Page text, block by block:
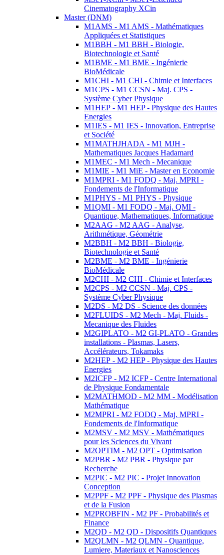
Cinematography XCin
Master (DNM)
M1AMS - M1 AMS - Mathématiques
Appliquées et Statistiques
M1BBH - M1 BBH - Biologie,
Biotechnologie et Santé
M1BME - M1 BME - Ingénierie
BioMédicale
M1CHI - M1 CHI - Chimie et Interfaces
M1CPS - M1 CCSN - Maj. CPS -
Système Cyber Physique
M1HEP - M1 HEP - Physique des Hautes
Energies
M1IES - M1 IES - Innovation, Entreprise
et Société
M1MATHJHADA - M1 MJH -
Mathematiques Jacques Hadamard
M1MEC - M1 Mech - Mecanique
M1MIE - M1 MiE - Master en Economie
M1MPRI - M1 FODQ - Maj. MPRI -
Fondements de l'Informatique
M1PHYS - M1 PHYS - Physique
M1QMI - M1 FODQ - Maj. QMI -
Quantique, Mathematiques, Informatique
M2AAG - M2 AAG - Analyse,
Arithmétique, Géométrie
M2BBH - M2 BBH - Biologie,
Biotechnologie et Santé
M2BME - M2 BME - Ingénierie
BioMédicale
M2CHI - M2 CHI - Chimie et Interfaces
M2CPS - M2 CCSN - Maj. CPS -
Système Cyber Physique
M2DS - M2 DS - Science des données
M2FLUIDS - M2 Mech - Maj. Fluids -
Mecanique des Fluides
M2GIPLATO - M2 GI-PLATO - Grandes
installations - Plasmas, Lasers,
Accélérateurs, Tokamaks
M2HEP - M2 HEP - Physique des Hautes
Energies
M2ICFP - M2 ICFP - Centre International
de Physique Fondamentale
M2MATHMOD - M2 MM - Modélisation
Mathématique
M2MPRI - M2 FODQ - Maj. MPRI -
Fondements de l'Informatique
M2MSV - M2 MSV - Mathématiques
pour les Sciences du Vivant
M2OPTIM - M2 OPT - Optimisation
M2PBR - M2 PBR - Physique par
Recherche
M2PIC - M2 PIC - Projet Innovation
Conception
M2PPF - M2 PPF - Physique des Plasmas
et de la Fusion
M2PROBFIN - M2 PF - Probabilités et
Finance
M2QD - M2 QD - Dispositifs Quantiques
M2QLMN - M2 QLMN - Quantique,
Lumiere, Materiaux et Nanosciences